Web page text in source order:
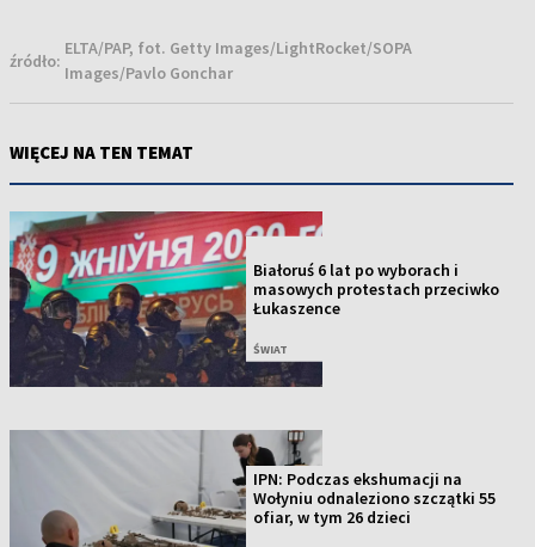
źródło:
ELTA/PAP, fot. Getty Images/LightRocket/SOPA
Images/Pavlo Gonchar
WIĘCEJ NA TEN TEMAT
Białoruś 6 lat po wyborach i
masowych protestach przeciwko
Łukaszence
ŚWIAT
IPN: Podczas ekshumacji na
Wołyniu odnaleziono szczątki 55
ofiar, w tym 26 dzieci